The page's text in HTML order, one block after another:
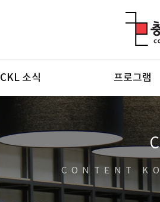
소식 프로그램
CONTENT